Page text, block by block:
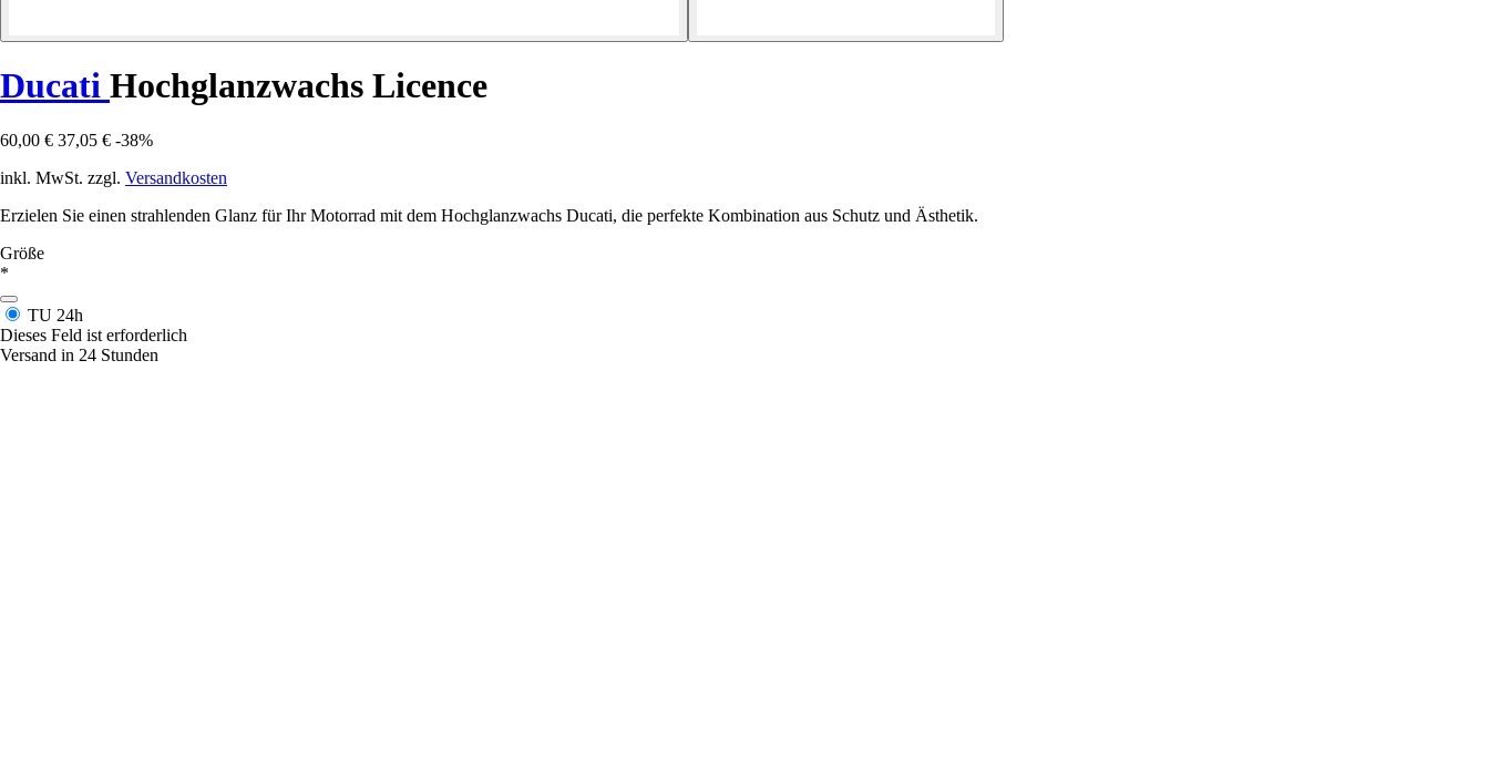
Ducati Hochglanzwachs Licence
60,00 € 37,05 € -38%
inkl. MwSt. zzgl. Versandkosten
Erzielen Sie einen strahlenden Glanz für Ihr Motorrad mit dem Hochglanzwachs Ducati, die perfekte Kombination aus Schutz und Ästhetik.
Größe
*
TU 24h
Dieses Feld ist erforderlich
Versand in 24 Stunden